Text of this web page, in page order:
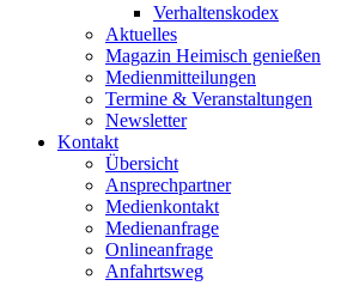
Verhaltenskodex
Aktuelles
Magazin Heimisch genießen
Medienmitteilungen
Termine & Veranstaltungen
Newsletter
Kontakt
Übersicht
Ansprechpartner
Medienkontakt
Medienanfrage
Onlineanfrage
Anfahrtsweg